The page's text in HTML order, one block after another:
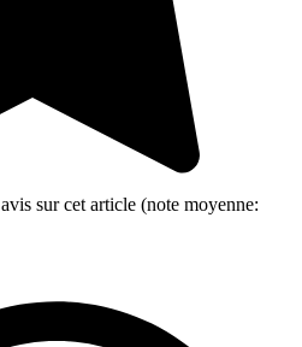
avis sur cet article (note moyenne: